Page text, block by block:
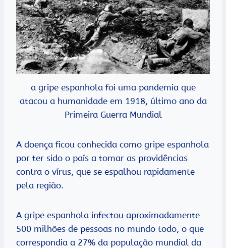
a gripe espanhola foi uma pandemia que
atacou a humanidade em 1918, último ano da
Primeira Guerra Mundial
A doença ficou conhecida como gripe espanhola
por ter sido o país a tomar as providências
contra o vírus, que se espalhou rapidamente
pela região.
A gripe espanhola infectou aproximadamente
500 milhões de pessoas no mundo todo, o que
correspondia a 27% da população mundial da